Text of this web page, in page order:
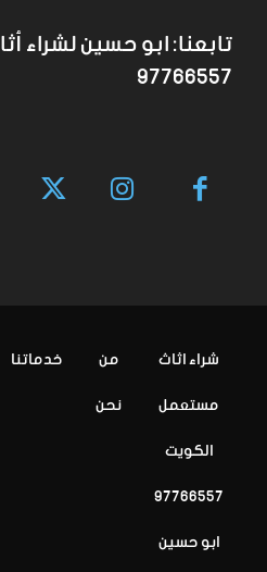
تابعنا: ابو حسين لشراء
97766557
شراء اثاث
مستعمل
الكويت
97766557
ابو حسين
من
نحن
خدماتنا